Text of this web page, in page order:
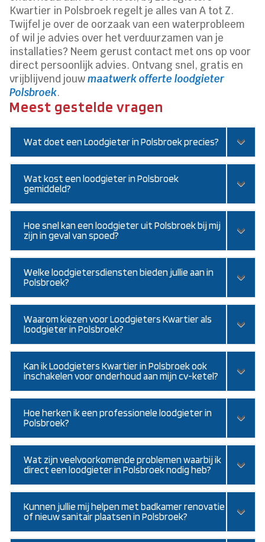
Kwartier in Polsbroek regelt je alles van A tot Z.
Twijfel je over de oorzaak van een waterprobleem
of wil je advies over het verduurzamen van je
installaties? Neem gerust contact met ons op voor
direct persoonlijk advies. Ontvang snel, gratis en
vrijblijvend jouwmaatwerk offerte loodgieter
Polsbroek.
Meest gestelde vragen
Wat doet een Loodgieter in Polsbroek precies?
Wat kost een loodgieter in Polsbroek
gemiddeld?
Hoe snel kan een loodgieter uit Polsbroek bij mij
zijn in geval van spoed?
Welke loodgietersdiensten bieden jullie aan in
Polsbroek?
Waarom kiezen voor Loodgieters Kwartier als
loodgieter in Polsbroek?
Kan ik Loodgieters Kwartier in Polsbroek ook
inschakelen voor onderhoud aan mijn cv-ketel?
Hoe herken ik een professionele loodgieter in
Polsbroek?
Wat zijn veelvoorkomende problemen waarbij ik
direct een loodgieter in Polsbroek nodig heb?
Kunnen jullie mij helpen met badkamer renovatie
of nieuw sanitair plaatsen in Polsbroek?